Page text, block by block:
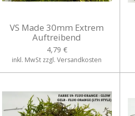
VS Made 30mm Extrem
Auftreibend
4,79 €
inkl. MwSt zzgl. Versandkosten